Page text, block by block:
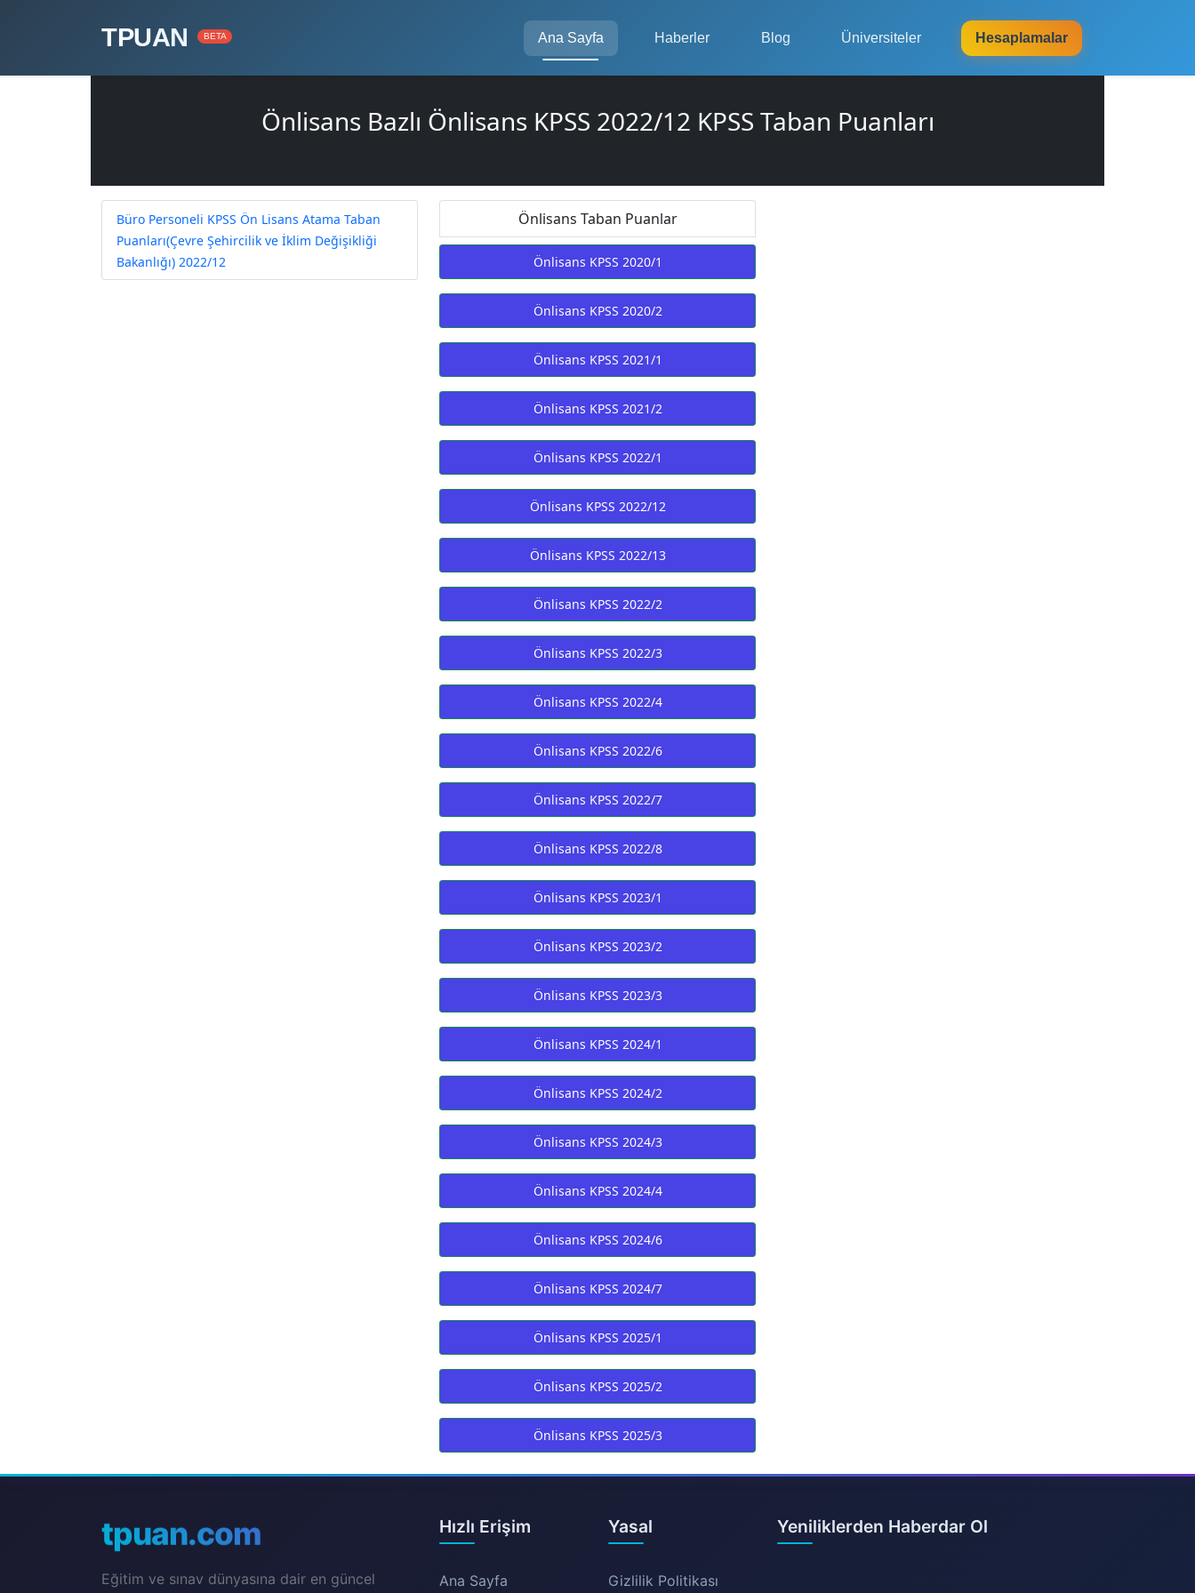
TPUAN BETA Ana Sayfa Haberler Blog Üniversiteler Hesaplamalar
Önlisans Bazlı Önlisans KPSS 2022/12 KPSS Taban Puanları
Büro Personeli KPSS Ön Lisans Atama Taban
Puanları(Çevre Şehircilik ve İklim Değişikliği
Bakanlığı) 2022/12
Önlisans Taban Puanlar
Önlisans KPSS 2020/1
Önlisans KPSS 2020/2
Önlisans KPSS 2021/1
Önlisans KPSS 2021/2
Önlisans KPSS 2022/1
Önlisans KPSS 2022/12
Önlisans KPSS 2022/13
Önlisans KPSS 2022/2
Önlisans KPSS 2022/3
Önlisans KPSS 2022/4
Önlisans KPSS 2022/6
Önlisans KPSS 2022/7
Önlisans KPSS 2022/8
Önlisans KPSS 2023/1
Önlisans KPSS 2023/2
Önlisans KPSS 2023/3
Önlisans KPSS 2024/1
Önlisans KPSS 2024/2
Önlisans KPSS 2024/3
Önlisans KPSS 2024/4
Önlisans KPSS 2024/6
Önlisans KPSS 2024/7
Önlisans KPSS 2025/1
Önlisans KPSS 2025/2
Önlisans KPSS 2025/3
tpuan.com
Eğitim ve sınav dünyasına dair en güncel
Hızlı Erişim
Ana Sayfa
Yasal
Gizlilik Politikası
Yeniliklerden Haberdar Ol